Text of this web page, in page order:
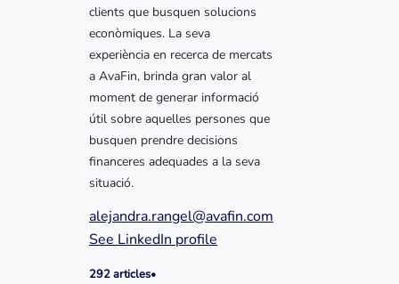
clients que busquen solucions
econòmiques. La seva
experiència en recerca de mercats
a AvaFin, brinda gran valor al
moment de generar informació
útil sobre aquelles persones que
busquen prendre decisions
financeres adequades a la seva
situació.
alejandra.rangel@avafin.com
See LinkedIn profile
292 articles•